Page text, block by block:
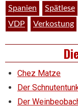
Spanien
Spätlese
VDP
Verkostung
Chez Matze
Der
Der